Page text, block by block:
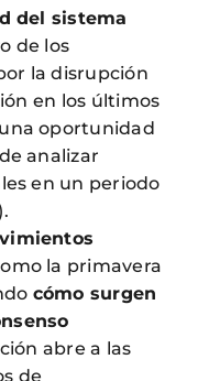
del sistema
de los
la disrupción
en los últimos
oportunidad
analizar
en un periodo
la primavera
cómo surgen
abre a las
de